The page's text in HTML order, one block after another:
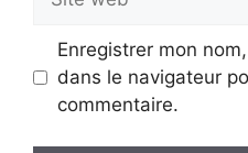
web
Enregistrer mon
dans le navigateur
commentaire.